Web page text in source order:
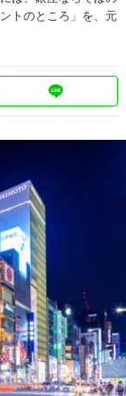
トのところ」を、元